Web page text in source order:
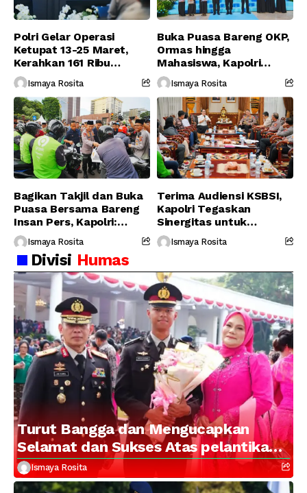
Polri Gelar Operasi
Ketupat 13-25 Maret,
Kerahkan 161 Ribu
Personel Gabungan
Ismaya Rosita
Buka Puasa Bareng OKP,
Ormas hingga
Mahasiswa, Kapolri
Serukan Jaga
Persatuan-Dukung
Program Pemerintah
Ismaya Rosita
Bagikan Takjil dan Buka
Puasa Bersama Bareng
Insan Pers, Kapolri:
Suara Media Suara
Publik
Ismaya Rosita
Terima Audiensi KSBSI,
Kapolri Tegaskan
Sinergitas untuk
Perjuangkan Hak Buruh
Ismaya Rosita
Divisi Humas
Turut Bangga dan Mengucapkan
Selamat dan Sukses Atas pelantikan
Putra Brigjen Pol Drs, A.M Kamal.
Sebagai Perwira Polri Lulusan AKPOL
Ismaya Rosita